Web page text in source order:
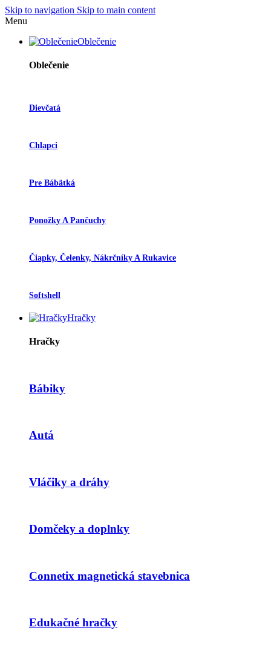
Skip to navigation Skip to main content
Menu
Oblečenie
Oblečenie
Dievčatá
Chlapci
Pre Bábätká
Ponožky A Pančuchy
Čiapky, Čelenky, Nákrčníky A Rukavice
Softshell
Hračky
Hračky
Bábiky
Autá
Vláčiky a dráhy
Domčeky a doplnky
Connetix magnetická stavebnica
Edukačné hračky